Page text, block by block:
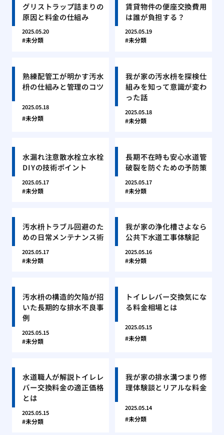
グリストラップ詰まりの
原因と料金の仕組み
2025.05.20
未分類
賃貸物件の便座交換費用
は誰が負担する？
2025.05.19
未分類
熟練配管工が明かす汚水
枡の仕組みと管理のコツ
2025.05.18
未分類
我が家の汚水枡を探検仕
組みを知って意識が変わ
った話
2025.05.18
未分類
水漏れ注意散水栓立水栓
DIYの技術ポイント
2025.05.17
未分類
長期不在時も安心水道管
破裂を防ぐための予防策
2025.05.17
未分類
汚水枡トラブル回避のた
めの日常メンテナンス術
2025.05.17
未分類
我が家の浄化槽さよなら
公共下水道工事体験記
2025.05.16
未分類
汚水枡の構造的欠陥が招
いた長期的な排水不良事
例
2025.05.15
未分類
トイレレバー交換気にな
る料金相場とは
2025.05.15
未分類
水道職人が解説トイレレ
バー交換料金の適正価格
とは
2025.05.15
未分類
我が家の排水溝つまり修
理体験談とリアルな料金
2025.05.14
未分類